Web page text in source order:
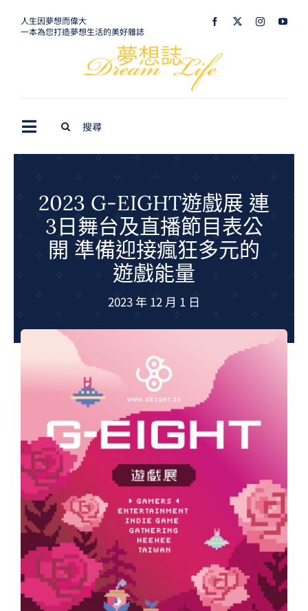
人生因夢想而偉大
一本為您打造夢想生活的美好雜誌
Toggle
Navigation
生活美學
室內設計
購屋指南
2023 G-EIGHT遊戲展 連
3日舞台及直播節目表公
開 準備迎接瘋狂多元的
遊戲能量
2023 年 12 月 1 日